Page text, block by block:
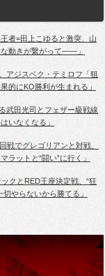
者=田上こゆると激突、山
動きが繋がって――」
アジスベク・テミロフ「狙
的にKO勝利が生まれる」
武田光司とフェザー級戦線
いなくなる」
戦でグレゴリアンと対戦、
ラットと“闘い”に行く」
クとRED王座決定戦、“狂
やらないから勝てる」